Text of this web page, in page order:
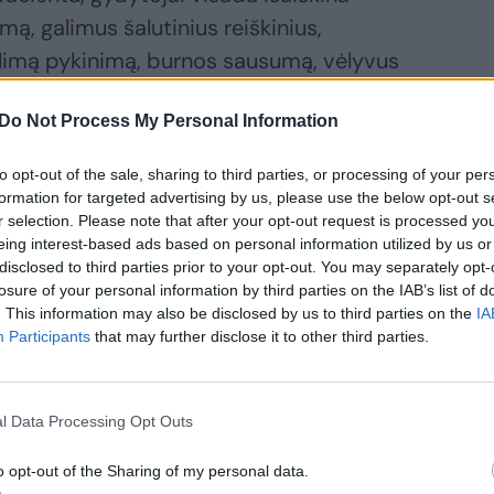
Do Not Process My Personal Information
opt-out of the sale, sharing to third parties, or processing of your
for targeted advertising by us, please use the below opt-out
selection. Please note that after your opt-out request is processed
interest-based ads based on personal information utilized by us
to third parties prior to your opt-out. You may separately
of your personal information by third parties on the IAB’s list of
This information may also be disclosed by us to third parties on the
Participants that may further disclose it to other third parties.
Data Processing Opt Outs
opt-out of the Sharing of my personal data.
galimus šalutinius reiškinius,
pykinimą, burnos sausumą, vėlyvus
kataraktos vystymąsi,“ – pasakoja
centro vadovė vaikų
Rascon.
transplantaciją taikoma apšvita
tačiau iki šiol mūsų šalyje vaikui,
nebuvo taikoma.
(NVI) Išorinės spindulinės terapijos
Daivos Sendiulienės,
suaugusiems NVI pacientams, bet ir